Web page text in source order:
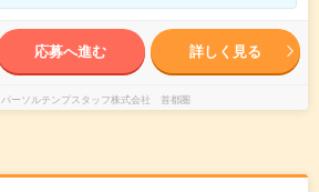
応募へ進む 詳しく見る
パーソルテンプスタッフ株式会社 首都圏